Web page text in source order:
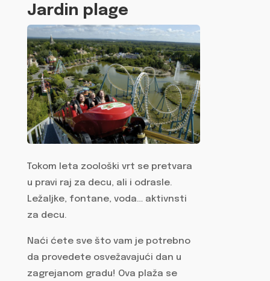
Jardin plage
Tokom leta zoološki vrt se pretvara
u pravi raj za decu, ali i odrasle.
Ležaljke, fontane, voda… aktivnsti
za decu.
Naći ćete sve što vam je potrebno
da provedete osvežavajući dan u
zagrejanom gradu! Ova plaža se